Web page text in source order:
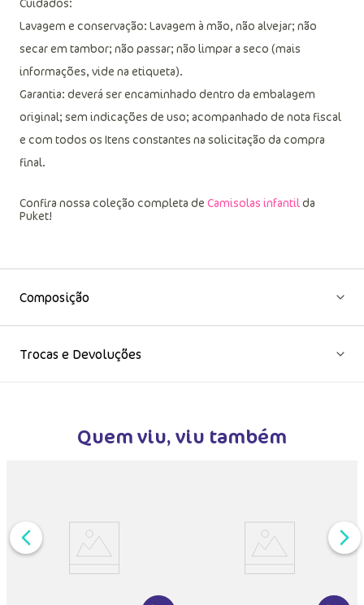
Lavagem e conservação: Lavagem à mão, não alvejar; não
secar em tambor; não passar; não limpar a seco (mais
informações, vide na etiqueta).
Garantia: deverá ser encaminhado dentro da embalagem
original; sem indicações de uso; acompanhado de nota fiscal
e com todos os Itens constantes na solicitação da compra
final.
Confira nossa coleção completa de Camisolas infantilda
Puket!
Composição
Trocas e Devoluções
Quem viu, viu também